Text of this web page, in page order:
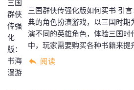
三国群侠传强化版如何买书 引
典的角色扮演游戏，以三国时期
演不同的英雄角色，体验三国时
中，玩家需要购买各种书籍来提
阅读